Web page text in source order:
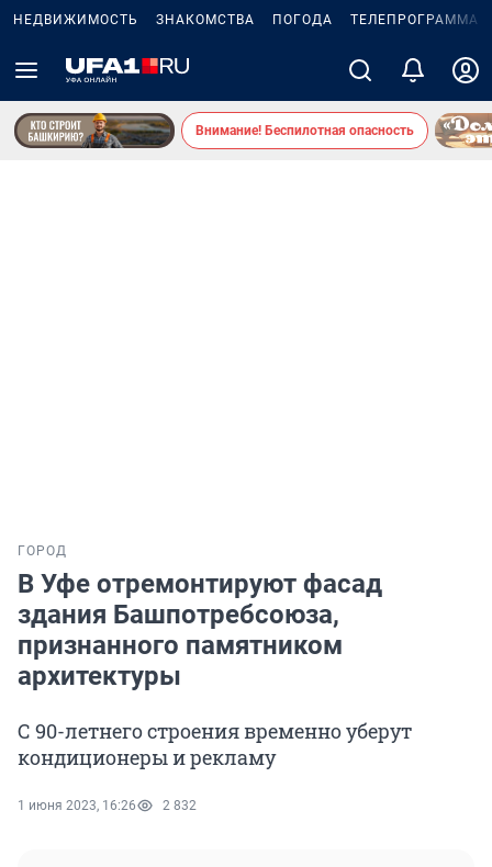
НЕДВИЖИМОСТЬ ЗНАКОМСТВА ПОГОДА ТЕЛЕПРОГРАММА
Внимание! Беспилотная опасность
ГОРОД
В Уфе отремонтируют фасад
здания Башпотребсоюза,
признанного памятником
архитектуры
С 90-летнего строения временно уберут
кондиционеры и рекламу
1 июня 2023, 16:26 2 832